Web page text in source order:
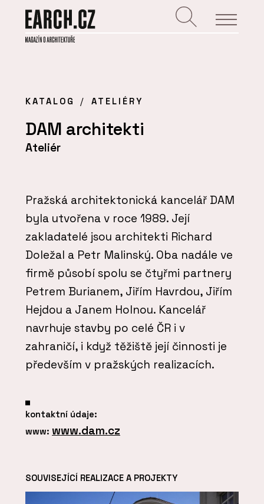
KATALOG ATELIÉRY
DAM architekti
Ateliér
Pražská architektonická kancelář DAM
byla utvořena v roce 1989. Její
zakladatelé jsou architekti Richard
Doležal a Petr Malinský. Oba nadále ve
firmě působí spolu se čtyřmi partnery
Petrem Burianem, Jiřím Havrdou, Jiřím
Hejdou a Janem Holnou. Kancelář
navrhuje stavby po celé ČR i v
zahraničí, i když těžiště její činnosti je
především v pražských realizacích.
kontaktní údaje:
www: www.dam.cz
SOUVISEJÍCÍ REALIZACE A PROJEKTY